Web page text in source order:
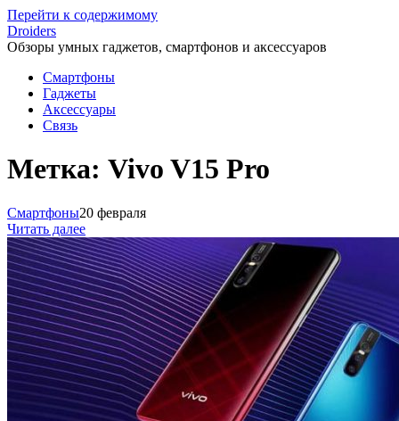
Перейти к содержимому
Droiders
Обзоры умных гаджетов, смартфонов и аксессуаров
Смартфоны
Гаджеты
Аксессуары
Связь
Метка: Vivo V15 Pro
Смартфоны20 февраля
Читать далее